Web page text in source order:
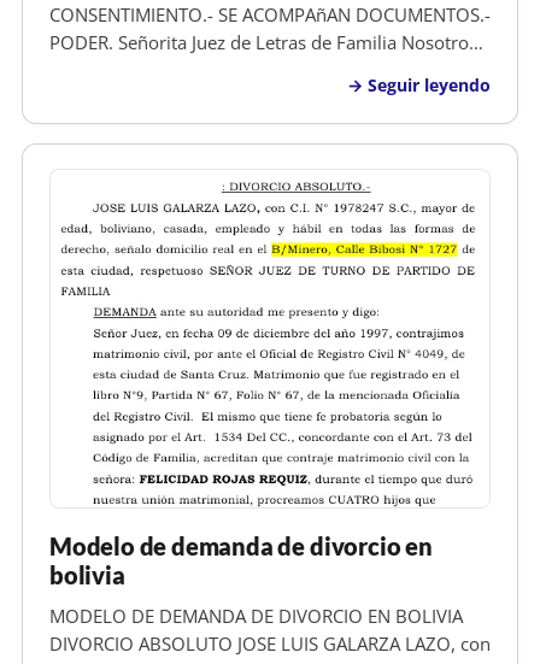
CONSENTIMIENTO.- SE ACOMPAñAN DOCUMENTOS.-
PODER. Señorita Juez de Letras de Familia Nosotros,
hondureño, animador, con numero de identidad
0101-2025-00872 y de este domicilio y KRISANN
DIANA FRE…
Seguir leyendo
Modelo de demanda de divorcio en
bolivia
MODELO DE DEMANDA DE DIVORCIO EN BOLIVIA
DIVORCIO ABSOLUTO JOSE LUIS GALARZA LAZO, con